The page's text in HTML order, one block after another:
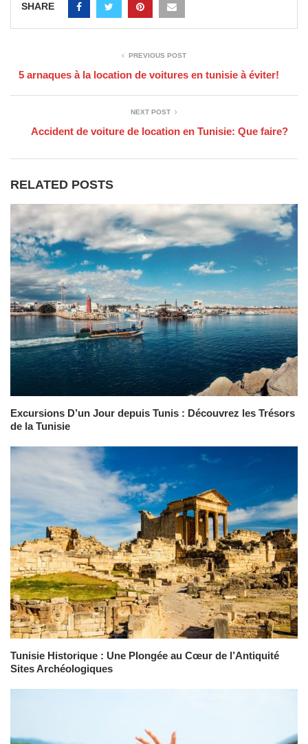
SHARE
PREVIOUS POST
5 arnaques à la location de voitures en tunisie à éviter!
NEXT POST
Accident de voiture de location en Tunisie: Que faire?
RELATED POSTS
Excursions D’un Jour depuis Tunis : Découvrez les Trésors
de la Tunisie
Tunisie Historique : Une Plongée au Cœur de l’Antiquité
Sites Archéologiques